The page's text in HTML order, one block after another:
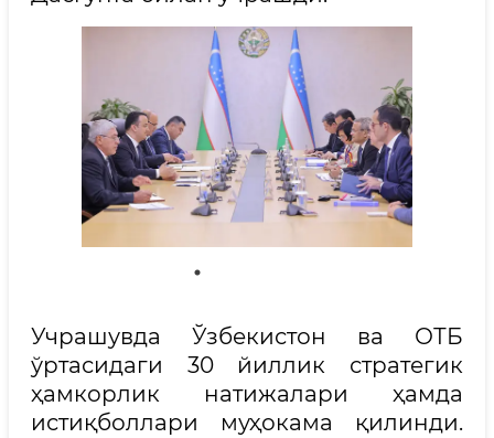
Учрашувда Ўзбекистон ва ОТБ
ўртасидаги 30 йиллик стратегик
ҳамкорлик натижалари ҳамда
истиқболлари муҳокама қилинди.